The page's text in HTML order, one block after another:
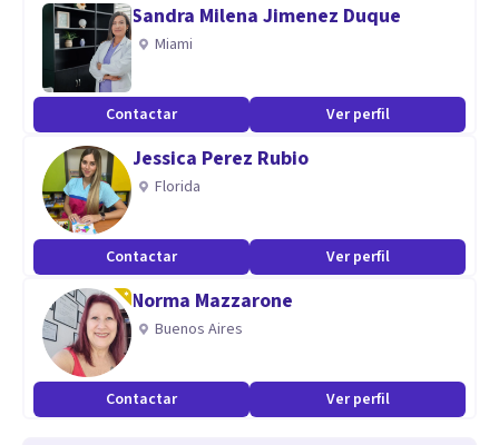
Psicología Comunitaria
Psicología clínica DMSR5
Aptitudes
Vocación
Paciencia para escuchar
Empatía
Actividades en conjunto
Acompañamiento
Proceso de seguimiento y Monitoreo
Sandra Milena Jimenez Duque
Miami
Contactar Ver perfil
Jessica Perez Rubio
Florida
Contactar Ver perfil
Norma Mazzarone
Buenos Aires
Contactar Ver perfil